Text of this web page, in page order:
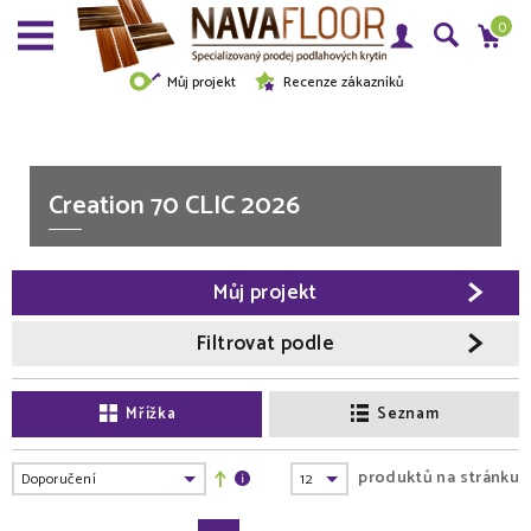
Můj projekt Recenze zákazníků
0
Creation 70 CLIC 2026
Filtrovat podle
Můj projekt
Mřížka Seznam
produktů na stránku